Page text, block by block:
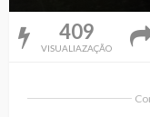
409
VISUALIAZAÇÃO